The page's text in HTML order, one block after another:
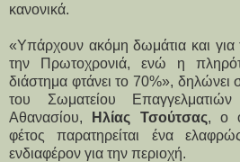
κανονικά.
«Υπάρχουν ακόμη δωμάτια και για
την Πρωτοχρονιά, ενώ η
διάστημα φτάνει το 70%», δηλώνει
του Σωματείου
Αθανασίου,
Ηλίας Τσούτσας, ο
φέτος παρατηρείται ένα
ενδιαφέρον για την περιοχή.